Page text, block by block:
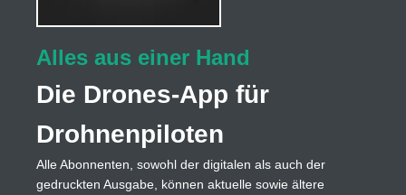
Alles aus einer Hand
Die Drones-App für
Drohnenpiloten
Alle Abonnenten, sowohl der digitalen als auch der
gedruckten Ausgabe, können aktuelle sowie ältere